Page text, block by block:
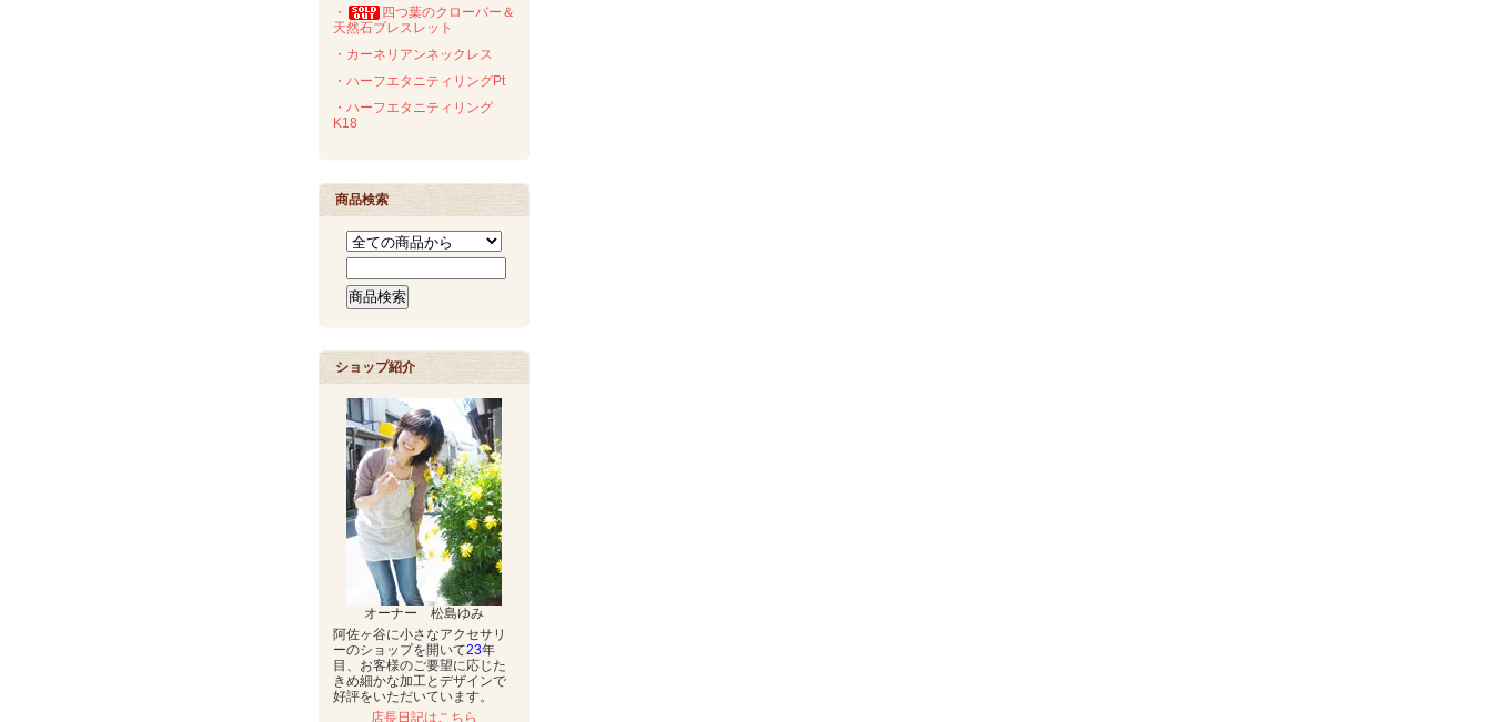
・
四つ葉のクローバー＆
天然石ブレスレット
・カーネリアンネックレス
・ハーフエタニティリングPt
・ハーフエタニティリング
K18
商品検索
ショップ紹介
オーナー 松島ゆみ
阿佐ヶ谷に小さなアクセサリ
ーのショップを開いて23年
目、お客様のご要望に応じた
きめ細かな加工とデザインで
好評をいただいています。
店長日記はこちら